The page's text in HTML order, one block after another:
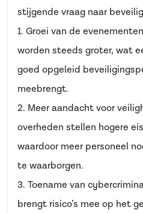
stijgende vraag naar
1. Groei van de
worden steeds groter, wat
goed opgeleid
meebrengt.
2. Meer aandacht voor
overheden stellen hogere
waardoor meer personeel
te waarborgen.
3. Toename van
brengt risico’s mee op het